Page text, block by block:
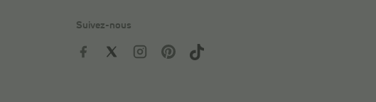
Suivez-nous